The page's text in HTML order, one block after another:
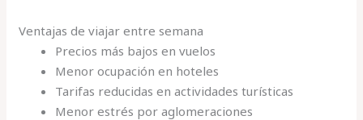
Ventajas de viajar entre semana
Precios más bajos en vuelos
Menor ocupación en hoteles
Tarifas reducidas en actividades turísticas
Menor estrés por aglomeraciones